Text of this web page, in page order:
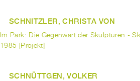
SCHNITZLER, CHRISTA VON
Im Park: Die Gegenwart der Skulpturen -
1985 [Projekt]
SCHNÜTTGEN, VOLKER